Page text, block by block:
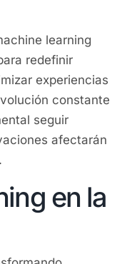
learning
redefinir
experiencias
constante
seguir
afectarán
en la